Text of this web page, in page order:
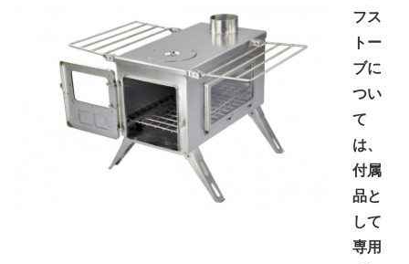
フス
トー
ブに
つい
て
は、
付属
品と
して
専用